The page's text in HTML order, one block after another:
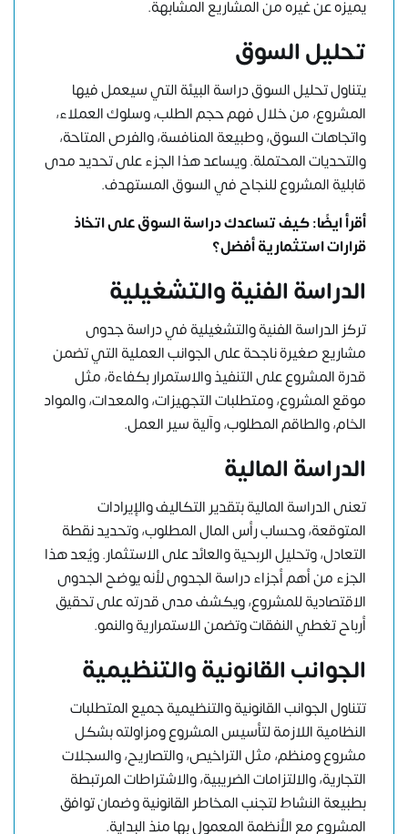
يميزه عن غيره من المشاريع المشابهة.
تحليل السوق
يتناول تحليل السوق دراسة البيئة التي سيعمل فيها
المشروع، من خلال فهم حجم الطلب، وسلوك العملاء،
واتجاهات السوق، وطبيعة المنافسة، والفرص المتاحة،
والتحديات المحتملة. ويساعد هذا الجزء على تحديد مدى
قابلية المشروع للنجاح في السوق المستهدف.
أقرأ ايضًا:كيف تساعدك دراسة السوق على اتخاذ
قرارات استثمارية أفضل؟
الدراسة الفنية والتشغيلية
تركز الدراسة الفنية والتشغيلية في دراسة جدوى
مشاريع صغيرة ناجحة على الجوانب العملية التي تضمن
قدرة المشروع على التنفيذ والاستمرار بكفاءة، مثل
موقع المشروع، ومتطلبات التجهيزات، والمعدات، والمواد
الخام، والطاقم المطلوب، وآلية سير العمل.
الدراسة المالية
تعنى الدراسة المالية بتقدير التكاليف والإيرادات
المتوقعة، وحساب رأس المال المطلوب، وتحديد نقطة
التعادل، وتحليل الربحية والعائد على الاستثمار. ويُعد هذا
الجزء من أهم أجزاء دراسة الجدوى لأنه يوضح الجدوى
الاقتصادية للمشروع، ويكشف مدى قدرته على تحقيق
أرباح تغطي النفقات وتضمن الاستمرارية والنمو.
الجوانب القانونية والتنظيمية
تتناول الجوانب القانونية والتنظيمية جميع المتطلبات
النظامية اللازمة لتأسيس المشروع ومزاولته بشكل
مشروع ومنظم، مثل التراخيص، والتصاريح، والسجلات
التجارية، والالتزامات الضريبية، والاشتراطات المرتبطة
بطبيعة النشاط لتجنب المخاطر القانونية وضمان توافق
المشروع مع الأنظمة المعمول بها منذ البداية.